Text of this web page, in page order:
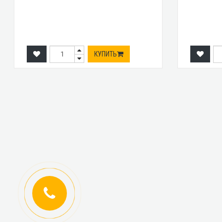
КУПИТЬ